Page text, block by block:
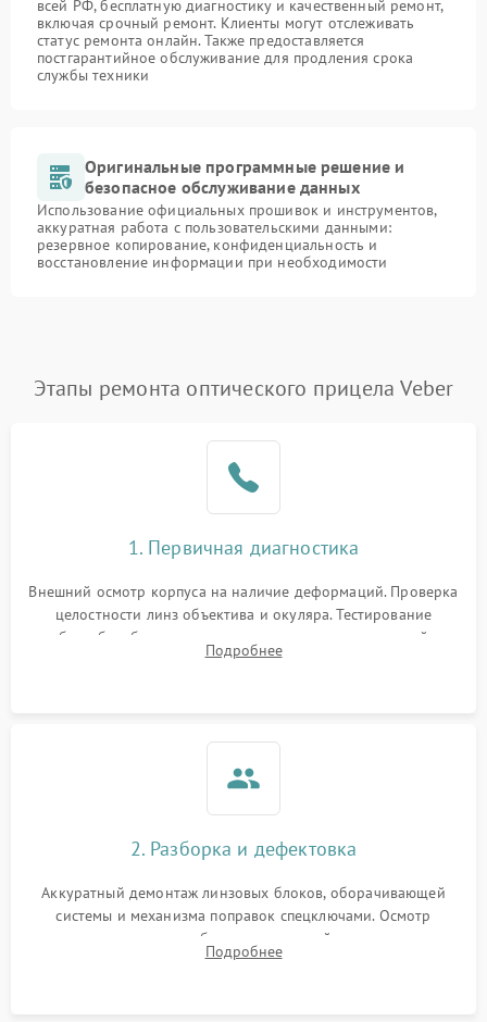
всей РФ, бесплатную диагностику и качественный ремонт,
включая срочный ремонт. Клиенты могут отслеживать
статус ремонта онлайн. Также предоставляется
постгарантийное обслуживание для продления срока
службы техники
Оригинальные программные решение и
безопасное обслуживание данных
Использование официальных прошивок и инструментов,
аккуратная работа с пользовательскими данными:
резервное копирование, конфиденциальность и
восстановление информации при необходимости
Этапы ремонта оптического прицела Veber
1. Первичная диагностика
Внешний осмотр корпуса на наличие деформаций. Проверка
целостности линз объектива и окуляра. Тестирование
работы барабанчиков ввода поправок, кольца отстройки
параллакса и зума. Выявление сколов, внутренних
Подробнее
2. Разборка и дефектовка
Аккуратный демонтаж линзовых блоков, оборачивающей
системы и механизма поправок спецключами. Осмотр
внутренних резьбовых соединений, пружин и
уплотнительных колец. Поиск причин люфта, смещения
Подробнее